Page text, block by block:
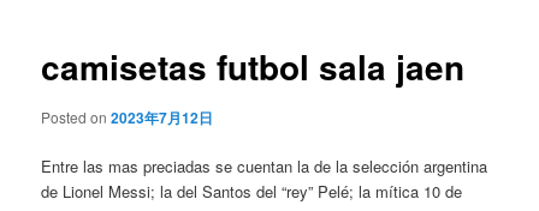
camisetas futbol sala jaen
Posted on2023年7月12日
Entre las mas preciadas se cuentan la de la selección argentina
de Lionel Messi; la del Santos del “rey” Pelé; la mítica 10 de